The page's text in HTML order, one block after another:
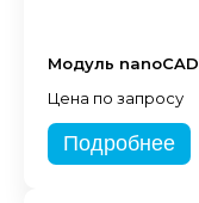
Модуль
Цена по запросу
Подробнее